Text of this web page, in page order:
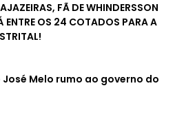
FÃ DE WHINDERSSON
ENTRE OS 24 COTADOS PARA A
Melo rumo ao governo do